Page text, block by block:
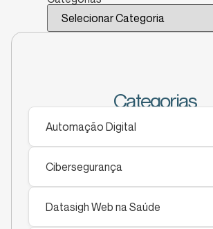
Categorias
Automação Digital
Cibersegurança
Datasigh Web na Saúde